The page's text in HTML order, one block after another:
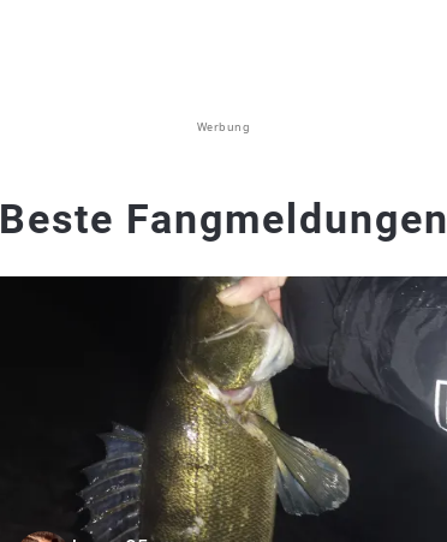
Werbung
Beste Fangmeldungen